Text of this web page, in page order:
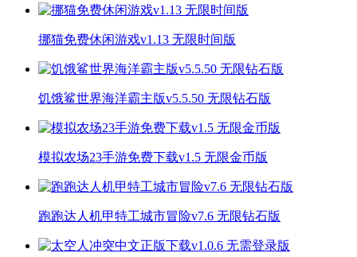
挪猫免费休闲游戏v1.13 无限时间版
饥饿鲨世界海洋霸主版v5.5.50 无限钻石版
模拟农场23手游免费下载v1.5 无限金币版
跑跑达人机甲特工城市冒险v7.6 无限钻石版